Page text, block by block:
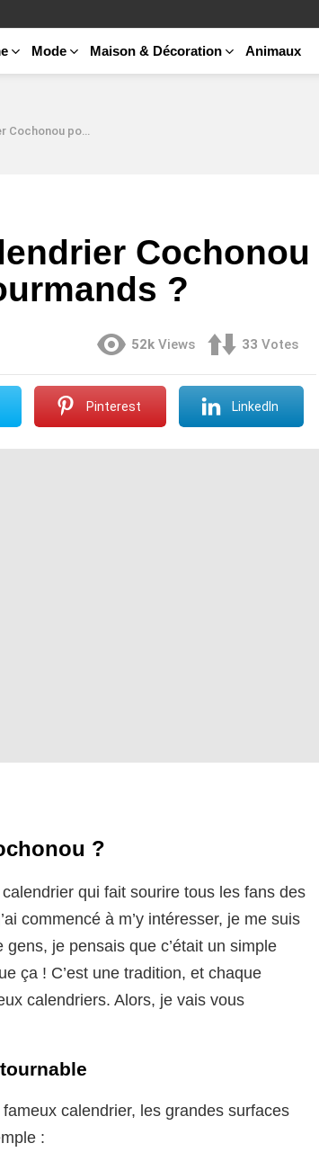
Mode Maison & Décoration Animaux
vos repas gourmands ?
Cochonou
?
52k Views 33 Votes
Pinterest LinkedIn
?
qui fait sourire tous les fans des
commencé à m’y intéresser, je me suis
je pensais que c’était un simple
ça ! C’est une tradition, et chaque
calendriers. Alors, je vais vous
calendrier, les grandes surfaces
: